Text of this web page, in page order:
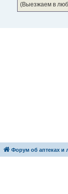
(Выезжаем в
Форум об аптеках и